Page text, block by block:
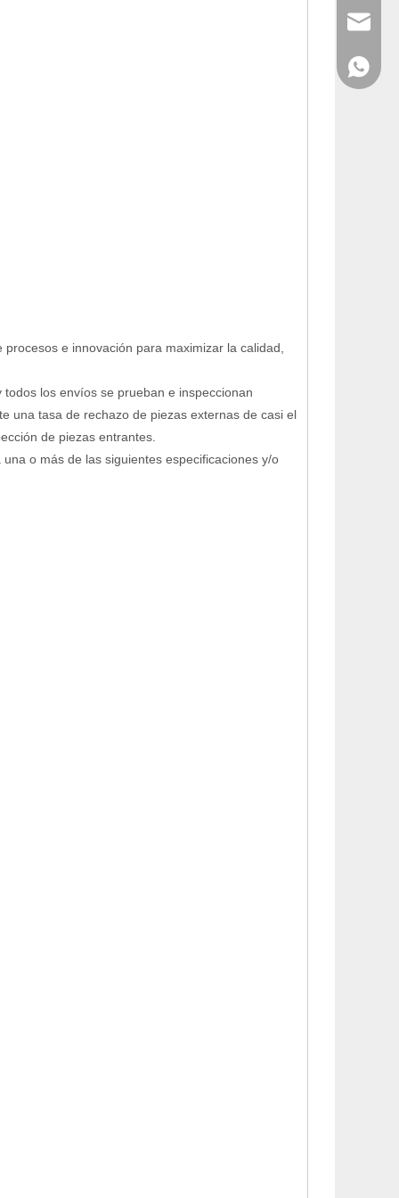
e innovación para maximizar la calidad,
los envíos se prueban e inspeccionan
una tasa de rechazo de piezas externas de casi el
de piezas entrantes.
o más de las siguientes especificaciones y/o